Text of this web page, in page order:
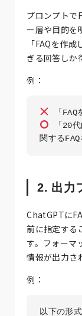
プロンプトで
ー層や目的を
「FAQを作
ぎる回答しか
例：
「20
2. 出力
ChatGPTに
前に指定する
す。フォーマ
情報が出力さ
例：
以下の形